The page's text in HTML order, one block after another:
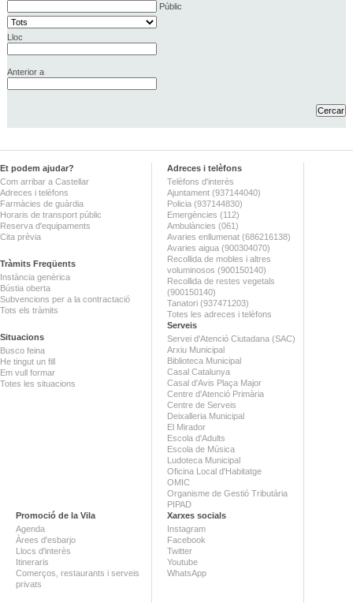
Públic
Lloc
Anterior a
Et podem ajudar?
Com arribar a Castellar
Adreces i telèfons
Farmàcies de guàrdia
Horaris de transport públic
Reserva d'equipaments
Cita prèvia
Tràmits Freqüents
Instància genèrica
Bústia oberta
Subvencions per a la contractació
Tots els tràmits
Situacions
Busco feina
He tingut un fill
Em vull formar
Totes les situacions
Adreces i telèfons
Telèfons d'interès
Ajuntament (937144040)
Policia (937144830)
Emergències (112)
Ambulàncies (061)
Avaries enllumenat (686216138)
Avaries aigua (900304070)
Recollida de mobles i altres
voluminosos (900150140)
Recollida de restes vegetals
(900150140)
Tanatori (937471203)
Totes les adreces i telèfons
Serveis
Servei d'Atenció Ciutadana (SAC)
Arxiu Municipal
Biblioteca Municipal
Casal Catalunya
Casal d'Avis Plaça Major
Centre d'Atenció Primària
Centre de Serveis
Deixalleria Municipal
El Mirador
Escola d'Adults
Escola de Música
Ludoteca Municipal
Oficina Local d'Habitatge
OMIC
Organisme de Gestió Tributària
PIPAD
Promoció de la Vila
Agenda
Àrees d'esbarjo
Llocs d'interès
Itineraris
Comerços, restaurants i serveis
privats
Xarxes socials
Instagram
Facebook
Twitter
Youtube
WhatsApp